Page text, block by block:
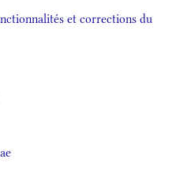
et corrections du